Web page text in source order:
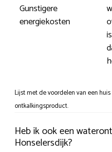
Gunstigere
energiekosten
Lijst met de voordelen van een
ontkalkingsproduct.
Heb ik ook een
Honselersdijk?